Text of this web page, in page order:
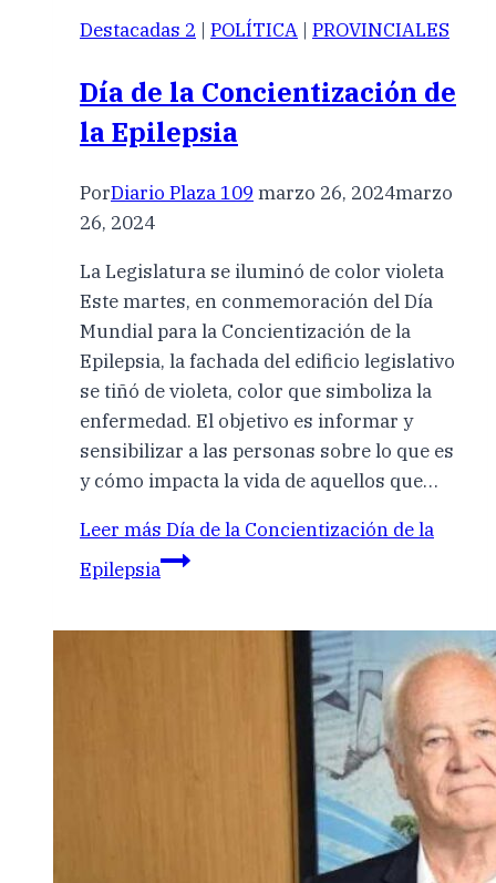
Destacadas 2 | POLÍTICA | PROVINCIALES
Día de la Concientización de
la Epilepsia
PorDiario Plaza 109 marzo 26, 2024marzo
26, 2024
La Legislatura se iluminó de color violeta
Este martes, en conmemoración del Día
Mundial para la Concientización de la
Epilepsia, la fachada del edificio legislativo
se tiñó de violeta, color que simboliza la
enfermedad. El objetivo es informar y
sensibilizar a las personas sobre lo que es
y cómo impacta la vida de aquellos que…
Leer más Día de la Concientización de la
Epilepsia